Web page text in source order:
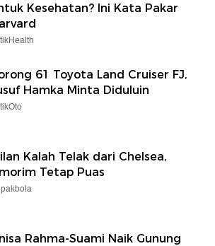
Kesehatan? Ini Kata Pakar
61 Toyota Land Cruiser FJ,
Hamka Minta Diduluin
Kalah Telak dari Chelsea,
Tetap Puas
Rahma-Suami Naik Gunung